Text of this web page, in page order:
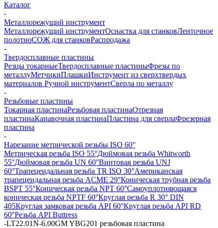
Каталог
-
Металлорежущий инструмент
Металлорежущий инструментОснастка для станковЛенточное
полотноСОЖ для станковРаспродажа
-
Твердосплавные пластины
Резцы токарныеТвердосплавные пластиныФрезы по
металлуМетчикиПлашкиИнструмент из сверхтвердых
материалов Ручной инструментСверла по металлу
-
Резьбовые пластины
Токарная пластинаРезьбовая пластинаОтрезная
пластинаКанавочная пластинаПластина для сверлаФрезерная
пластина
-
Нарезание метрической резьбы ISO 60°
Метрическая резьба ISO 55°Дюймовая резьба Whitworth
55°Дюймовая резьба UN 60°Винтовая резьба UNJ
60°Трапецеидальная резьба TR ISO 30°Американская
трапецеидальная резьба ACME 29°Коническая трубная резьба
BSPT 55°Коническая резьба NPT 60°Самоуплотняющаяся
коническая резьба NPTF 60°Круглая резьба R 30° DIN
405Круглая замковая резьба API 60°Круглая резьба API RD
60°Резьба API Buttress
-LT22.01N-6.00GM YBG201 резьбовая пластина